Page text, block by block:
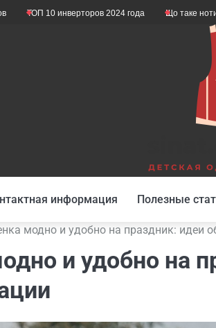
инверторов 2024 года Що таке ноти серця в
информация Полезные
модно и удобно на праздник: идеи
и удобно на